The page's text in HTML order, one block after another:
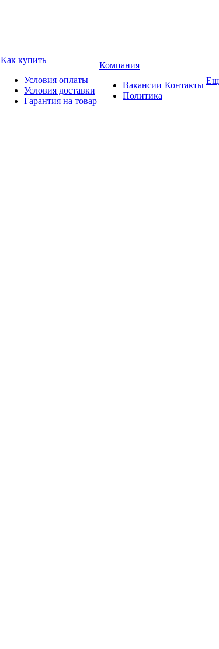
Как купить
Условия оплаты
Условия доставки
Гарантия на товар
Компания
Вакансии
Политика
Контакты